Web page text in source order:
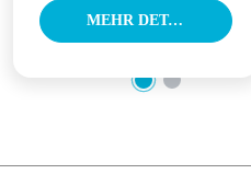
MEHR DETAILS